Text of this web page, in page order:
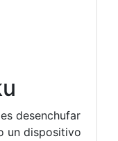
desenchufar
un dispositivo